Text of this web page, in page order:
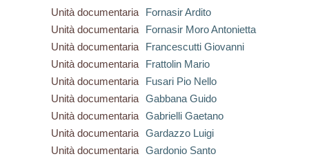
Unità documentaria
Fornasir Ardito
Unità documentaria
Fornasir Moro Antonietta
Unità documentaria
Francescutti Giovanni
Unità documentaria
Frattolin Mario
Unità documentaria
Fusari Pio Nello
Unità documentaria
Gabbana Guido
Unità documentaria
Gabrielli Gaetano
Unità documentaria
Gardazzo Luigi
Unità documentaria
Gardonio Santo